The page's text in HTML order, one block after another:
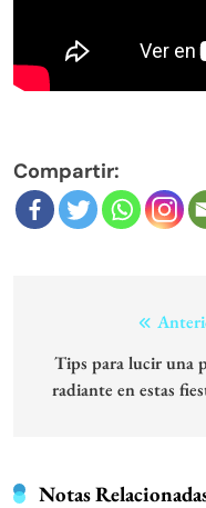
Compartir:
Navegación
de
entradas
Tips para lucir una
radiante en estas
Notas